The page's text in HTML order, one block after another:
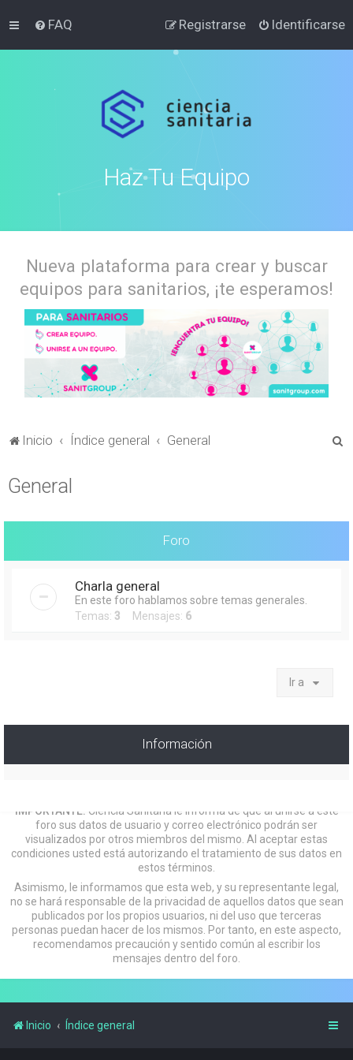
FAQ Identificarse
Registrarse
Haz Tu Equipo
Nueva plataforma para crear y buscar
equipos para sanitarios, ¡te esperamos!
Inicio Índice general General
General
Foro
Charla general
En este foro hablamos sobre temas generales.
Temas: 3 Mensajes: 6
Ir a
Información
IMPORTANTE: Ciencia Sanitaria le informa de que al unirse a este
foro sus datos de usuario y correo electrónico podrán ser
visualizados por otros miembros del mismo. Al aceptar estas
condiciones usted está autorizando el tratamiento de sus datos en
estos términos.
Asimismo, le informamos que esta web, y su representante legal,
no se hará responsable de la privacidad de aquellos datos que sean
publicados por los propios usuarios, ni del uso que terceras
personas puedan hacer de los mismos. Por tanto, en este aspecto,
recomendamos precaución y sentido común al escribir los
mensajes dentro del foro.
Inicio Índice general